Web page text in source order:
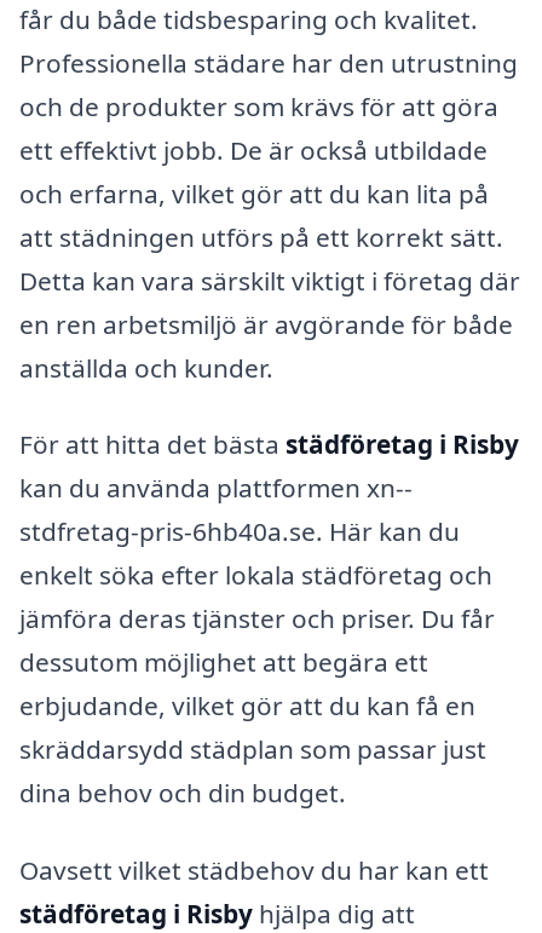
får du både tidsbesparing och kvalitet.
Professionella städare har den utrustning
och de produkter som krävs för att göra
ett effektivt jobb. De är också utbildade
och erfarna, vilket gör att du kan lita på
att städningen utförs på ett korrekt sätt.
Detta kan vara särskilt viktigt i företag där
en ren arbetsmiljö är avgörande för både
anställda och kunder.
För att hitta det bästa städföretag i Risby
kan du använda plattformen xn--
stdfretag-pris-6hb40a.se. Här kan du
enkelt söka efter lokala städföretag och
jämföra deras tjänster och priser. Du får
dessutom möjlighet att begära ett
erbjudande, vilket gör att du kan få en
skräddarsydd städplan som passar just
dina behov och din budget.
Oavsett vilket städbehov du har kan ett
städföretag i Risby hjälpa dig att